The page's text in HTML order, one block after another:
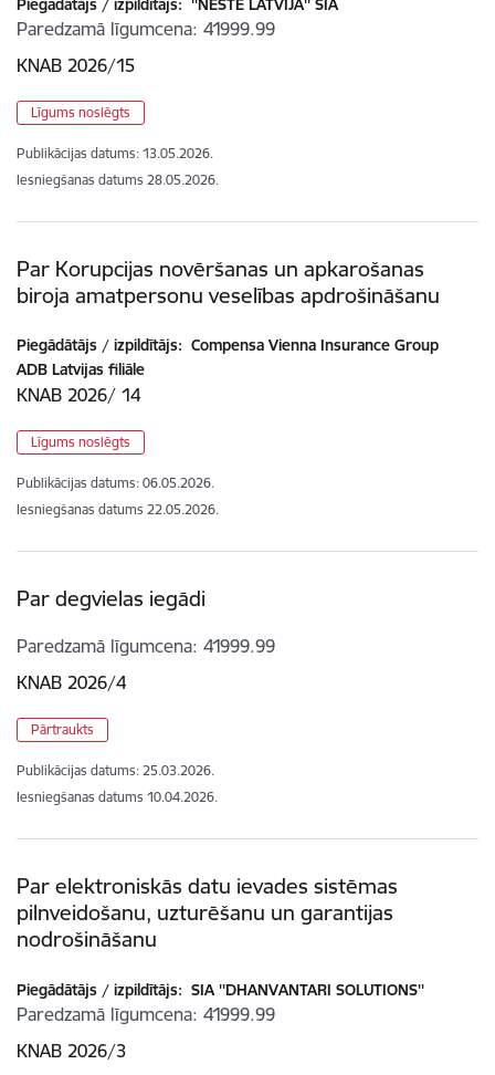
Piegādātājs / izpildītājs: ''NESTE LATVIJA'' SIA
Paredzamā līgumcena 41999.99
KNAB 2026/15
Līgums noslēgts
Publikācijas datums: 13.05.2026.
Iesniegšanas datums 28.05.2026.
Par Korupcijas novēršanas un apkarošanas
biroja amatpersonu veselības apdrošināšanu
Piegādātājs / izpildītājs: Compensa Vienna Insurance Group
ADB Latvijas filiāle
KNAB 2026/ 14
Līgums noslēgts
Publikācijas datums: 06.05.2026.
Iesniegšanas datums 22.05.2026.
Par degvielas iegādi
Paredzamā līgumcena 41999.99
KNAB 2026/4
Pārtraukts
Publikācijas datums: 25.03.2026.
Iesniegšanas datums 10.04.2026.
Par elektroniskās datu ievades sistēmas
pilnveidošanu, uzturēšanu un garantijas
nodrošināšanu
Piegādātājs / izpildītājs: SIA ''DHANVANTARI SOLUTIONS''
Paredzamā līgumcena 41999.99
KNAB 2026/3